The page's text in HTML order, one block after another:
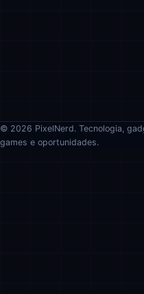
© 2026 PixelNerd. Tecnologia,
games e oportunidades.